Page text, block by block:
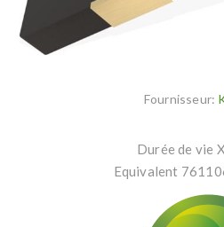
Fournisseur:
Durée de vie
Equivalent